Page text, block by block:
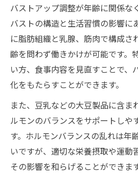
バストアップ調整が年齢に関係な
バストの構造と生活習慣の影響に
に脂肪組織と乳腺、筋肉で構成さ
齢を問わず働きかけが可能です。
い方、食事内容を見直すことで、
化をもたらすことができます。
また、豆乳などの大豆製品に含ま
ルモンのバランスをサポートしや
す。ホルモンバランスの乱れは年
いですが、適切な栄養摂取や運動
その影響を和らげることができま